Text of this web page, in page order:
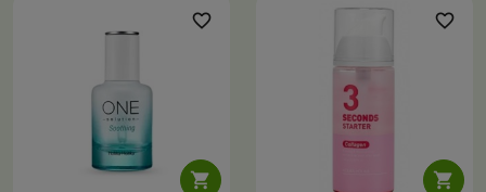

favorite_border

favorite_border